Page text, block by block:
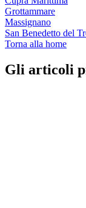
Grottammare
Massignano
San Benedetto del
Torna alla home
Gli articoli